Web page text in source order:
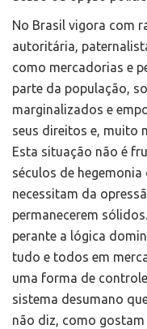
No Brasil vigora com
autoritária,
como mercadorias e
parte da população,
marginalizados e
seus direitos e, muito
Esta situação não é
séculos de
necessitam da
permanecerem
perante a lógica
tudo e todos em
uma forma de
sistema desumano
não diz, como